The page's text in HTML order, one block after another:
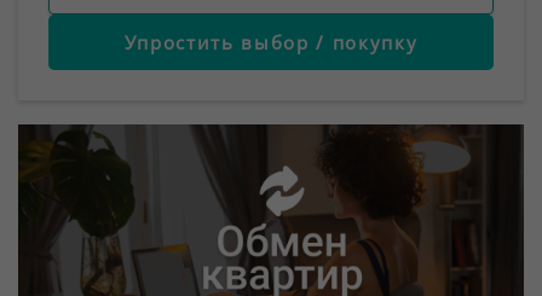
Упростить выбор / покупку